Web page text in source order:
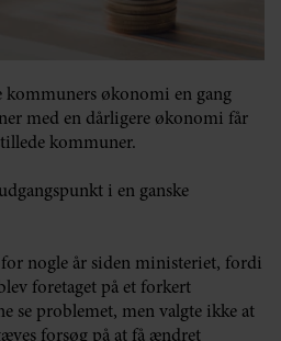
kommuners økonomi en gang
med en dårligere økonomi får
kommuner.
i en ganske
nogle år siden ministeriet, fordi
foretaget på et forkert
se problemet, men valgte ikke at